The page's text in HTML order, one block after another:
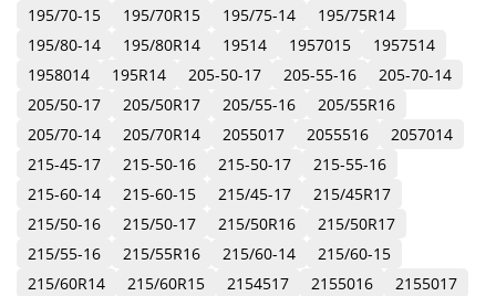
195/70-15
195/70R15 195/75-14
195/75R14
195/80-14
195/80R14 19514 1957015
1957514
1958014
195R14 205-50-17 205-55-16
205-70-14
205/50-17
205/50R17 205/55-16
205/55R16
205/70-14
205/70R14 2055017 2055516
2057014
215-45-17
215-50-16 215-50-17
215-55-16
215-60-14
215-60-15 215/45-17
215/45R17
215/50-16
215/50-17 215/50R16
215/50R17
215/55-16
215/55R16 215/60-14
215/60-15
215/60R14
215/60R15 2154517 2155016
2155017